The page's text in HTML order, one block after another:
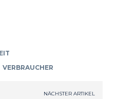
VERBRAUCHER
NÄCHSTER ARTIKEL